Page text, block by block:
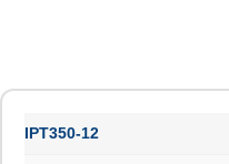
IPT350-12